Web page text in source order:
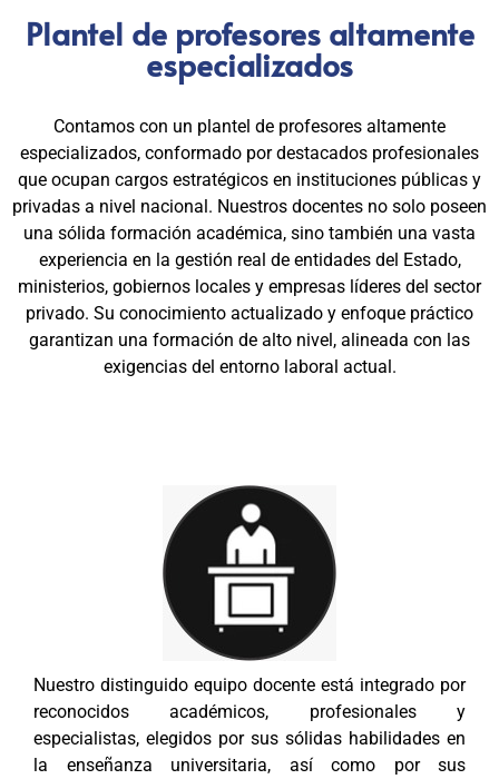
Plantel de profesores altamente
especializados
Contamos con un plantel de profesores altamente
especializados, conformado por destacados profesionales
que ocupan cargos estratégicos en instituciones públicas y
privadas a nivel nacional. Nuestros docentes no solo poseen
una sólida formación académica, sino también una vasta
experiencia en la gestión real de entidades del Estado,
ministerios, gobiernos locales y empresas líderes del sector
privado. Su conocimiento actualizado y enfoque práctico
garantizan una formación de alto nivel, alineada con las
exigencias del entorno laboral actual.
Nuestro distinguido equipo docente está integrado por
reconocidos académicos, profesionales y
especialistas, elegidos por sus sólidas habilidades en
la enseñanza universitaria, así como por sus